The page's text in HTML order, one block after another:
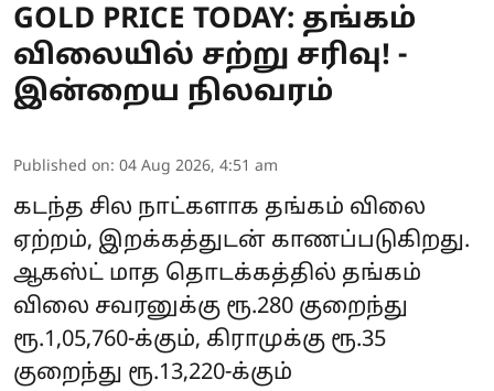
GOLD PRICE TODAY: தங்கம்
விலையில் சற்று சரிவு! -
இன்றைய நிலவரம்
Published on: 04 Aug 2026, 4:51 am
கடந்த சில நாட்களாக தங்கம் விலை
ஏற்றம், இறக்கத்துடன் காணப்படுகிறது.
ஆகஸ்ட் மாத தொடக்கத்தில் தங்கம்
விலை சவரனுக்கு ரூ.280 குறைந்து
ரூ.1,05,760-க்கும், கிராமுக்கு ரூ.35
குறைந்து ரூ.13,220-க்கும்